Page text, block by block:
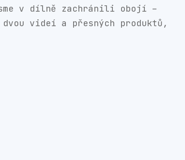
v dílně zachránili obojí –
videí a přesných produktů,